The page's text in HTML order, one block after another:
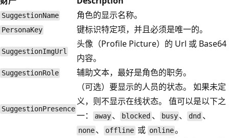
SuggestionName 角色的显示名称。
PersonaKey 键标识特定项，并且必须是唯一的。
SuggestionImgUrl
头像（Profile Picture）的 Url 或 Base64
内容。
SuggestionRole 辅助文本，最好是角色的职务。
SuggestionPresence
（可选）要显示的人员的状态。 如果未定
义，则不显示在线状态。 值可以是以下之
一：
away 、 blocked 、 busy 、 dnd 、
none 、 offline 或 online。